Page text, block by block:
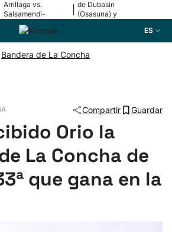
Arrillaga vs.
Salsamendi-
Bergara y Erasun
vs. Gaminde
de Dubasin
(Osasuna) y
ES
Bandera de La Concha
Compartir Guardar
Orio la
La Concha de
que gana en la